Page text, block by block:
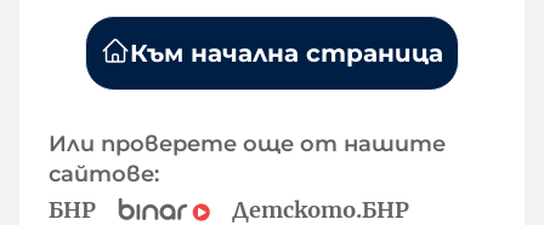
Към начална страница
Или проверете още от нашите
сайтове:
БНР
Детското.БНР